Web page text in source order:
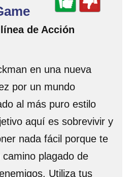
de Acción
en una nueva
por un mundo
al más puro estilo
aquí es sobrevivir y
nada fácil porque te
plagado de
Utiliza tus